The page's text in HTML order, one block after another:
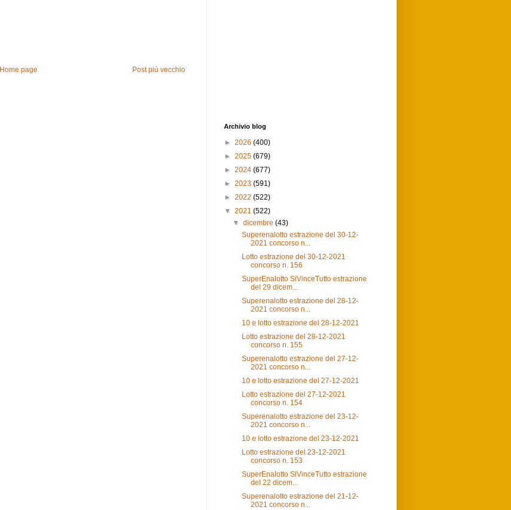
Post più vecchio
Home page
Archivio blog
► 2026 (400)
► 2025 (679)
► 2024 (677)
► 2023 (591)
► 2022 (522)
▼ 2021 (522)
▼dicembre(43)
Superenalotto estrazione del 30-12-
2021 concorso n...
Lotto estrazione del 30-12-2021
concorso n. 156
SuperEnalotto SiVinceTutto estrazione
del 29 dicem...
Superenalotto estrazione del 28-12-
2021 concorso n...
10 e lotto estrazione del 28-12-2021
Lotto estrazione del 28-12-2021
concorso n. 155
Superenalotto estrazione del 27-12-
2021 concorso n...
10 e lotto estrazione del 27-12-2021
Lotto estrazione del 27-12-2021
concorso n. 154
Superenalotto estrazione del 23-12-
2021 concorso n...
10 e lotto estrazione del 23-12-2021
Lotto estrazione del 23-12-2021
concorso n. 153
SuperEnalotto SiVinceTutto estrazione
del 22 dicem...
Superenalotto estrazione del 21-12-
2021 concorso n...